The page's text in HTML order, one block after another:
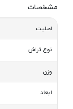
مشخصات
اصلیت
نوع تراش
وزن
ابعاد